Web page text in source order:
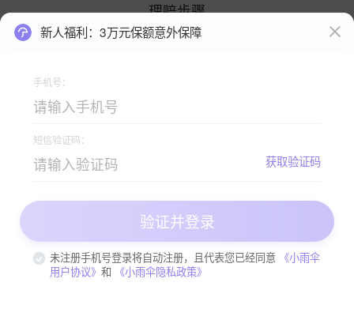
理赔步骤
新人福利：3万元保额意外保障
手机号：
短信验证码：
获取验证码
验证并登录
未注册手机号登录将自动注册，且代表您已经同意
《小雨伞
用户协议》 和 《小雨伞隐私政策》